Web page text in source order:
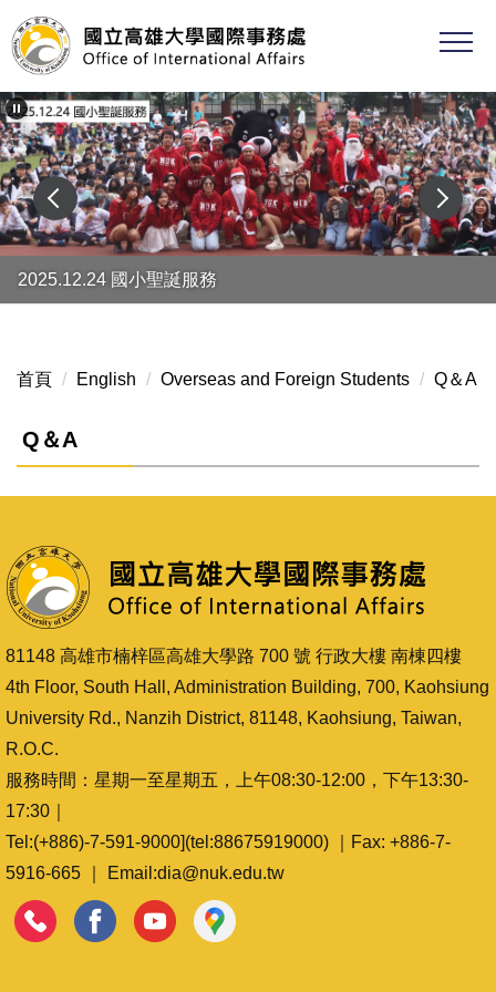
跳
到
主
要
內
容
區
2025.12.24 國小聖誕服務
首頁 English Overseas and Foreign Students Q＆A
Q＆A
81148 高雄市楠梓區高雄大學路 700 號 行政大樓 南棟四樓
4th Floor, South Hall, Administration Building, 700, Kaohsiung
University Rd., Nanzih District, 81148, Kaohsiung, Taiwan,
R.O.C.
服務時間：星期一至星期五，上午08:30-12:00，下午13:30-
17:30｜
Tel:(+886)-7-591-9000](tel:88675919000) ｜Fax: +886-7-
5916-665 ｜ Email:dia@nuk.edu.tw